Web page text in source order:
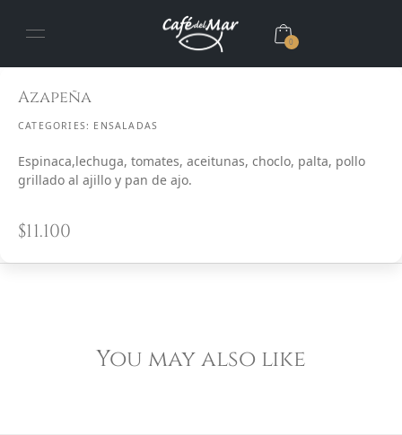
0
Azapeña
CATEGORIES: ENSALADAS
Espinaca,lechuga, tomates, aceitunas, choclo, palta, pollo
grillado al ajillo y pan de ajo.
$11.100
You may also like